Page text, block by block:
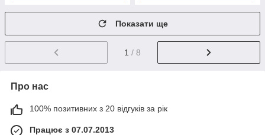
Показати ще
1 / 8
Про нас
100% позитивних з 20 відгуків за рік
Працює з 07.07.2013